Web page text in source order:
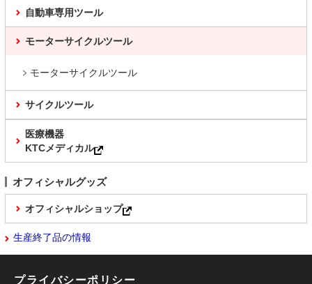
自動車専用ツール
モーターサイクルツール
モーターサイクルツール
サイクルツール
医療機器
KTCメディカル
オフィシャルグッズ
オフィシャルショップ
生産終了品の情報
プライバシーポリシー